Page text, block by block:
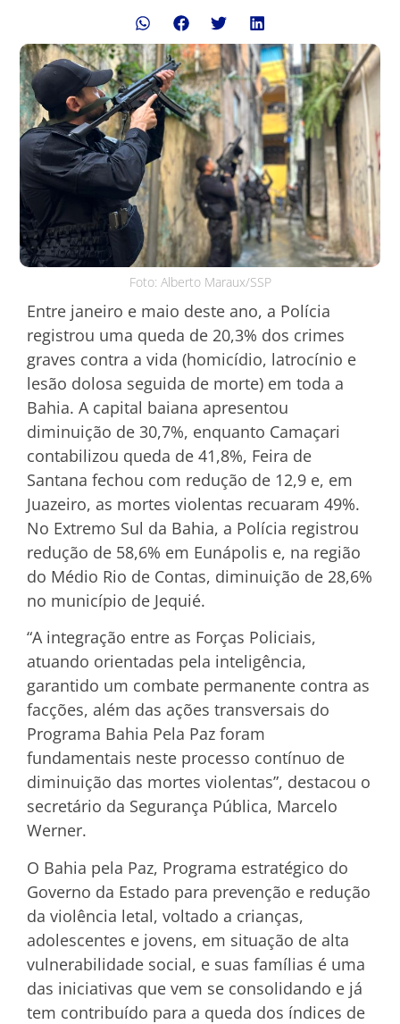
Foto: Alberto Maraux/SSP
Entre janeiro e maio deste ano, a Polícia
registrou uma queda de 20,3% dos crimes
graves contra a vida (homicídio, latrocínio e
lesão dolosa seguida de morte) em toda a
Bahia. A capital baiana apresentou
diminuição de 30,7%, enquanto Camaçari
contabilizou queda de 41,8%, Feira de
Santana fechou com redução de 12,9 e, em
Juazeiro, as mortes violentas recuaram 49%.
No Extremo Sul da Bahia, a Polícia registrou
redução de 58,6% em Eunápolis e, na região
do Médio Rio de Contas, diminuição de 28,6%
no município de Jequié.
“A integração entre as Forças Policiais,
atuando orientadas pela inteligência,
garantido um combate permanente contra as
facções, além das ações transversais do
Programa Bahia Pela Paz foram
fundamentais neste processo contínuo de
diminuição das mortes violentas”, destacou o
secretário da Segurança Pública, Marcelo
Werner.
O Bahia pela Paz, Programa estratégico do
Governo da Estado para prevenção e redução
da violência letal, voltado a crianças,
adolescentes e jovens, em situação de alta
vulnerabilidade social, e suas famílias é uma
das iniciativas que vem se consolidando e já
tem contribuído para a queda dos índices de